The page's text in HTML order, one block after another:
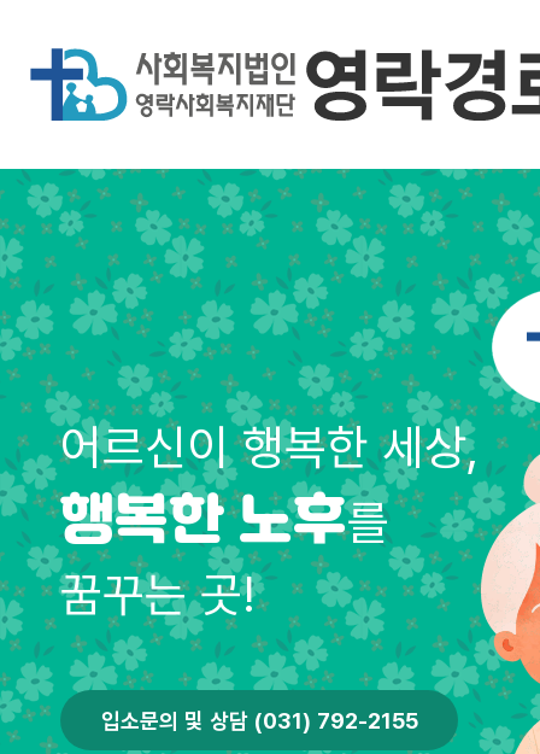
어르신이 행복한 세상,
행복한 노후를
꿈꾸는 곳!
입소문의 및 상담 (031) 792-2155